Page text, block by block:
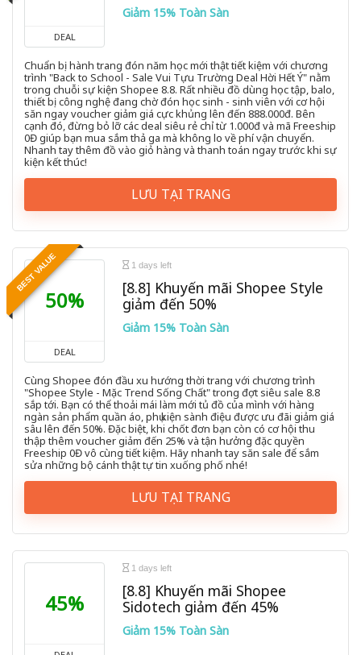
DEAL
Giảm 15% Toàn Sàn
Chuẩn bị hành trang đón năm học mới thật tiết kiệm với chương
trình "Back to School - Sale Vui Tựu Trường Deal Hời Hết Ý" nằm
trong chuỗi sự kiện Shopee 8.8. Rất nhiều đồ dùng học tập, balo,
thiết bị công nghệ đang chờ đón học sinh - sinh viên với cơ hội
săn ngay voucher giảm giá cực khủng lên đến 888.000đ. Bên
cạnh đó, đừng bỏ lỡ các deal siêu rẻ chỉ từ 1.000đ và mã Freeship
0Đ giúp bạn mua sắm thả ga mà không lo về phí vận chuyển.
Nhanh tay thêm đồ vào giỏ hàng và thanh toán ngay trước khi sự
kiện kết thúc!
LƯU TẠI TRANG
BEST VALUE
50%
DEAL
1 days left
[8.8] Khuyến mãi Shopee Style
giảm đến 50%
Giảm 15% Toàn Sàn
Cùng Shopee đón đầu xu hướng thời trang với chương trình
"Shopee Style - Mặc Trend Sống Chất" trong đợt siêu sale 8.8
sắp tới. Bạn có thể thoải mái làm mới tủ đồ của mình với hàng
ngàn sản phẩm quần áo, phụ kiện sành điệu được ưu đãi giảm giá
sâu lên đến 50%. Đặc biệt, khi chốt đơn bạn còn có cơ hội thu
thập thêm voucher giảm đến 25% và tận hưởng đặc quyền
Freeship 0Đ vô cùng tiết kiệm. Hãy nhanh tay săn sale để sắm
sửa những bộ cánh thật tự tin xuống phố nhé!
LƯU TẠI TRANG
45%
1 days left
[8.8] Khuyến mãi Shopee
Sidotech giảm đến 45%
Giảm 15% Toàn Sàn